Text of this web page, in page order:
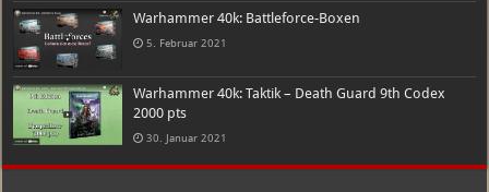
Warhammer 40k: Battleforce-Boxen
5. Februar 2021
Warhammer 40k: Taktik – Death Guard 9th Codex
2000 pts
30. Januar 2021